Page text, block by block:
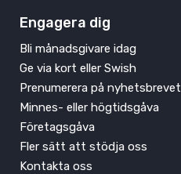
Engagera dig
Bli månadsgivare idag
Ge via kort eller Swish
Prenumerera på nyhetsbrevet
Minnes- eller högtidsgåva
Företagsgåva
Fler sätt att stödja oss
Kontakta oss